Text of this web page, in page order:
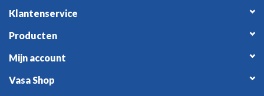
Klantenservice
Producten
Mijn account
Vasa Shop